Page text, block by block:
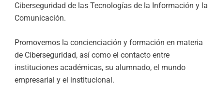
Ciberseguridad de las Tecnologías de la Información y la
Comunicación.
Promovemos la concienciación y formación en materia
de Ciberseguridad, así como el contacto entre
instituciones académicas, su alumnado, el mundo
empresarial y el institucional.